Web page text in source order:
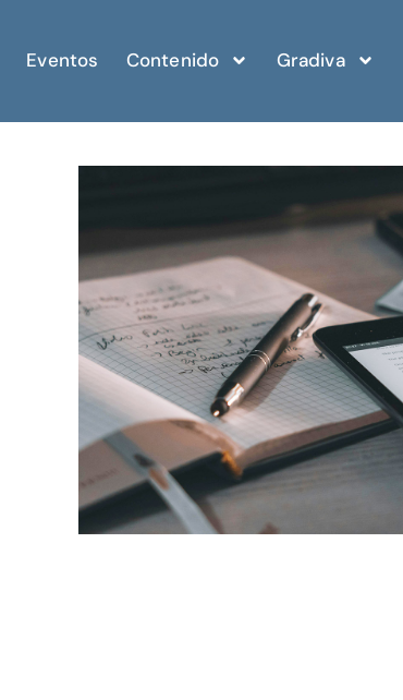
Eventos Contenido Gradiva